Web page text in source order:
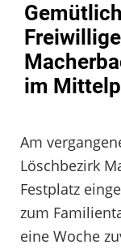
im
Am
Löschbezirk
Festplatz
zum
eine Woche